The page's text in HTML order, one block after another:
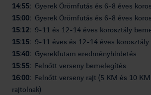
14:55: Gyerek Örömfutás és 6-8 éves
15:00: Gyerek Örömfutás és 6-8 éves
15:12: 9-11 és 12-14 éves korosztály
15:15: 9-11 éves és 12-14 éves
15:40: Gyerekfutam eredményhirdetés
15:55: Felnőtt verseny bemelegítés
16:00: Felnőtt verseny rajt (5 KM és 10
rajtolnak)